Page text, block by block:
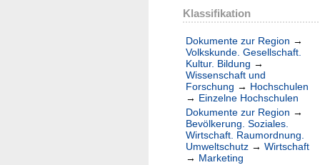
Klassifikation
Dokumente zur Region →
Volkskunde. Gesellschaft.
Kultur. Bildung →
Wissenschaft und
Forschung → Hochschulen
→ Einzelne Hochschulen
Dokumente zur Region →
Bevölkerung. Soziales.
Wirtschaft. Raumordnung.
Umweltschutz → Wirtschaft
→ Marketing